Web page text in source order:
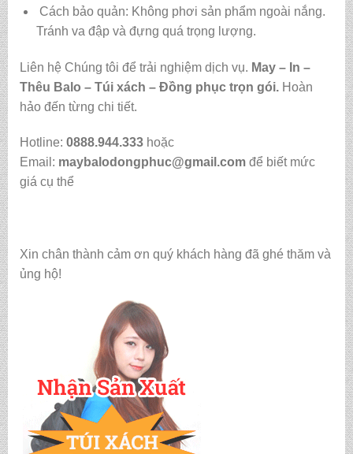
Cách bảo quản: Không phơi sản phẩm ngoài nắng.
Tránh va đập và đựng quá trọng lượng.
Liên hệ Chúng tôi để trải nghiệm dịch vụ. May – In –
Thêu Balo – Túi xách – Đồng phục trọn gói. Hoàn
hảo đến từng chi tiết.
Hotline: 0888.944.333hoặc
Email: maybalodongphuc@gmail.comđể biết mức
giá cụ thể
Xin chân thành cảm ơn quý khách hàng đã ghé thăm và
ủng hộ!